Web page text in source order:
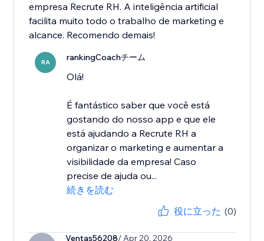
empresa Recrute RH. A inteligência artificial
facilita muito todo o trabalho de marketing e
alcance. Recomendo demais!
RA rankingCoachチーム
Olá!
É fantástico saber que você está
gostando do nosso app e que ele
está ajudando a Recrute RH a
organizar o marketing e aumentar a
visibilidade da empresa! Caso
precise de ajuda ou...
続きを読む
役に立った (0)
Ventas56208/ Apr 20, 2026